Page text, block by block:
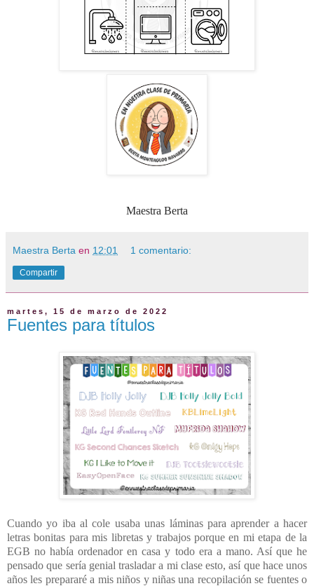
Maestra Berta
Maestra Berta en 12:01 1 comentario:
Compartir
martes, 15 de marzo de 2022
Fuentes para títulos
Cuando yo iba al cole usaba unas láminas para aprender a hacer
letras bonitas para mis libretas y trabajos porque en mi etapa de la
EGB no había ordenador en casa y todo era a mano. Así que he
pensado que sería genial trasladar a mi clase esto, así que hace unos
años les prepararé a mis niños y niñas una recopilación se fuentes o